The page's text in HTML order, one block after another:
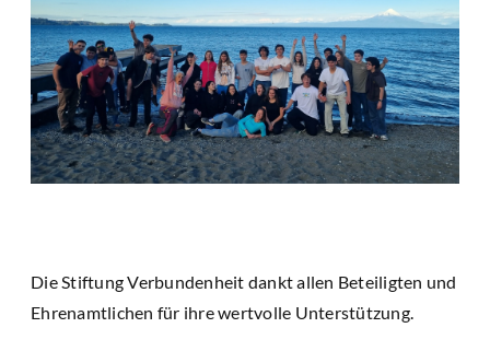
Die Stiftung Verbundenheit dankt allen Beteiligten und
Ehrenamtlichen für ihre wertvolle Unterstützung.